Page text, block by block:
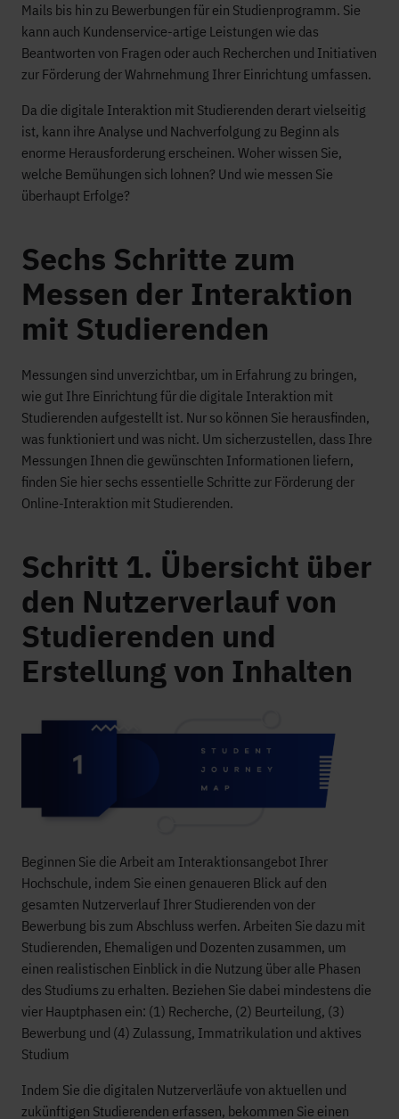
Mails bis hin zu Bewerbungen für ein Studienprogramm. Sie
kann auch Kundenservice-artige Leistungen wie das
Beantworten von Fragen oder auch Recherchen und Initiativen
zur Förderung der Wahrnehmung Ihrer Einrichtung umfassen.
Da die digitale Interaktion mit Studierenden derart vielseitig
ist, kann ihre Analyse und Nachverfolgung zu Beginn als
enorme Herausforderung erscheinen. Woher wissen Sie,
welche Bemühungen sich lohnen? Und wie messen Sie
überhaupt Erfolge?
Sechs Schritte zum
Messen der Interaktion
mit Studierenden
Messungen sind unverzichtbar, um in Erfahrung zu bringen,
wie gut Ihre Einrichtung für die digitale Interaktion mit
Studierenden aufgestellt ist. Nur so können Sie herausfinden,
was funktioniert und was nicht. Um sicherzustellen, dass Ihre
Messungen Ihnen die gewünschten Informationen liefern,
finden Sie hier sechs essentielle Schritte zur Förderung der
Online-Interaktion mit Studierenden.
Schritt 1. Übersicht über
den Nutzerverlauf von
Studierenden und
Erstellung von Inhalten
Beginnen Sie die Arbeit am Interaktionsangebot Ihrer
Hochschule, indem Sie einen genaueren Blick auf den
gesamten Nutzerverlauf Ihrer Studierenden von der
Bewerbung bis zum Abschluss werfen. Arbeiten Sie dazu mit
Studierenden, Ehemaligen und Dozenten zusammen, um
einen realistischen Einblick in die Nutzung über alle Phasen
des Studiums zu erhalten. Beziehen Sie dabei mindestens die
vier Hauptphasen ein: (1) Recherche, (2) Beurteilung, (3)
Bewerbung und (4) Zulassung, Immatrikulation und aktives
Studium
Indem Sie die digitalen Nutzerverläufe von aktuellen und
zukünftigen Studierenden erfassen, bekommen Sie einen